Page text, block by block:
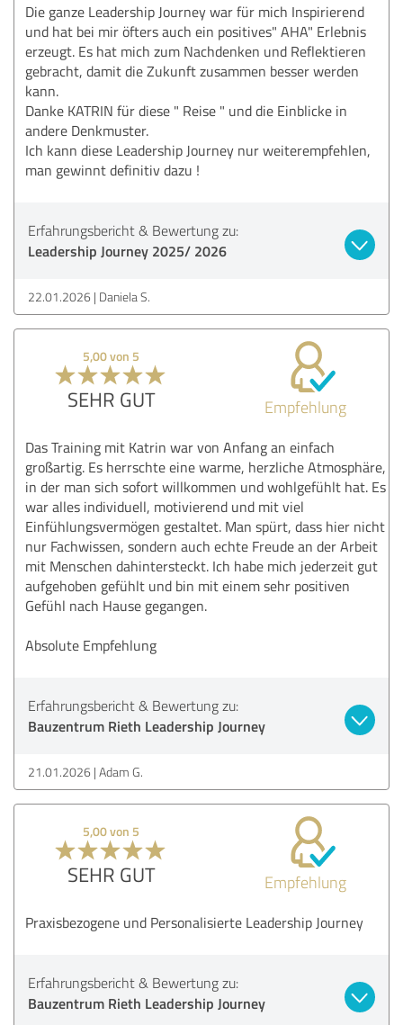
Die ganze Leadership Journey war für mich Inspirierend
und hat bei mir öfters auch ein positives" AHA" Erlebnis
erzeugt. Es hat mich zum Nachdenken und Reflektieren
gebracht, damit die Zukunft zusammen besser werden
kann.
Danke KATRIN für diese " Reise " und die Einblicke in
andere Denkmuster.
Ich kann diese Leadership Journey nur weiterempfehlen,
man gewinnt definitiv dazu !
Erfahrungsbericht & Bewertung zu:
Leadership Journey 2025/ 2026
22.01.2026 Daniela S.
5,00 von 5
SEHR GUT Empfehlung
Das Training mit Katrin war von Anfang an einfach
großartig. Es herrschte eine warme, herzliche Atmosphäre,
in der man sich sofort willkommen und wohlgefühlt hat. Es
war alles individuell, motivierend und mit viel
Einfühlungsvermögen gestaltet. Man spürt, dass hier nicht
nur Fachwissen, sondern auch echte Freude an der Arbeit
mit Menschen dahintersteckt. Ich habe mich jederzeit gut
aufgehoben gefühlt und bin mit einem sehr positiven
Gefühl nach Hause gegangen.
Absolute Empfehlung
Erfahrungsbericht & Bewertung zu:
Bauzentrum Rieth Leadership Journey
21.01.2026 Adam G.
5,00 von 5
SEHR GUT Empfehlung
Praxisbezogene und Personalisierte Leadership Journey
Erfahrungsbericht & Bewertung zu:
Bauzentrum Rieth Leadership Journey